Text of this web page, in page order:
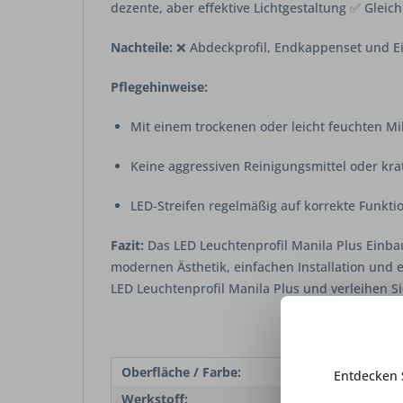
dezente, aber effektive Lichtgestaltung ✅
Nachteile: ❌ Abdeckprofil, Endkappenset und
Pflegehinweise:
Mit einem trockenen oder leicht feuchten
Keine aggressiven Reinigungsmittel oder
LED-Streifen regelmäßig auf korrekte
Fazit: Das LED Leuchtenprofil Manila Plus
modernen Ästhetik, einfachen Installation und
LED Leuchtenprofil Manila Plus und verleihen
Oberfläche / Farbe:
Werkstoff:
Entdecken